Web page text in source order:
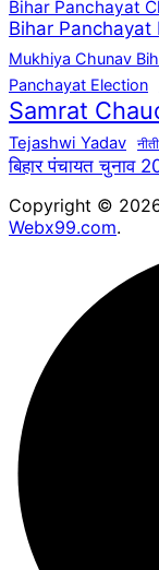
Bihar Panchayat
Bihar Panchayat
Mukhiya Chunav
Panchayat Election
Samrat
Tejashwi Yadav
बिहार पंचायत चुनाव
Copyright ©
Webx99.com.